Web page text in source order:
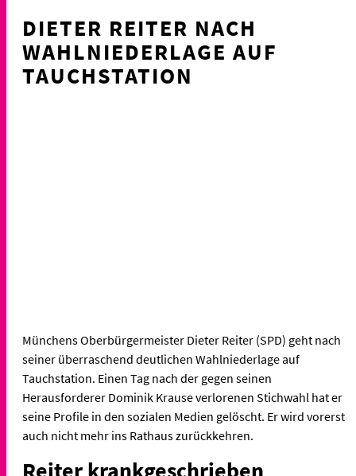
DIETER REITER NACH
WAHLNIEDERLAGE AUF
TAUCHSTATION
Münchens Oberbürgermeister Dieter Reiter (SPD) geht nach
seiner überraschend deutlichen Wahlniederlage auf
Tauchstation. Einen Tag nach der gegen seinen
Herausforderer Dominik Krause verlorenen Stichwahl hat er
seine Profile in den sozialen Medien gelöscht. Er wird vorerst
auch nicht mehr ins Rathaus zurückkehren.
Reiter krankgeschrieben